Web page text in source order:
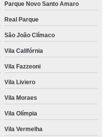
Parque Novo Santo Amaro
Real Parque
São João Clímaco
Vila Califórnia
Vila Fazzeoni
Vila Liviero
Vila Moraes
Vila Olímpia
Vila Vermelha